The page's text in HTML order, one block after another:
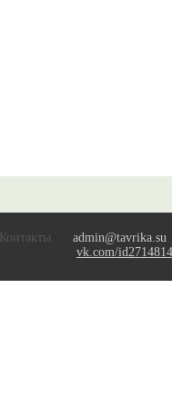
Контакты
admin@tavrika.su
vk.com/